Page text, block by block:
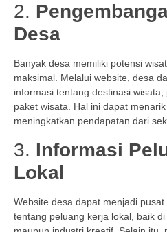
2.
Desa
Banyak desa memiliki potensi
maksimal. Melalui website, desa
informasi tentang destinasi
paket wisata. Hal ini dapat
meningkatkan pendapatan dari
3. Informasi
Lokal
Website desa dapat menjadi
tentang peluang kerja lokal, baik